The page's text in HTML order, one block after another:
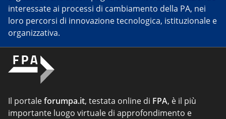
interessate ai processi di cambiamento della PA, nei
loro percorsi di innovazione tecnologica, istituzionale e
organizzativa.
Il portaleforumpa.it, testata online di FPA, è il più
importante luogo virtuale di approfondimento e